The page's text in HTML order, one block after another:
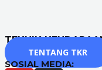
TEKNIK
TENTANG TKR
SOSIAL MEDIA: